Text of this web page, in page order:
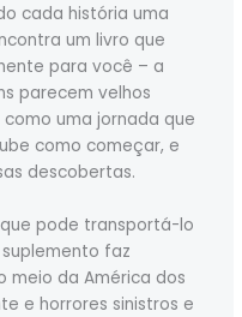
cada história uma
um livro que
para você – a
parecem velhos
uma jornada que
como começar, e
descobertas.
pode transportá-lo
faz
meio da América dos
e horrores sinistros e